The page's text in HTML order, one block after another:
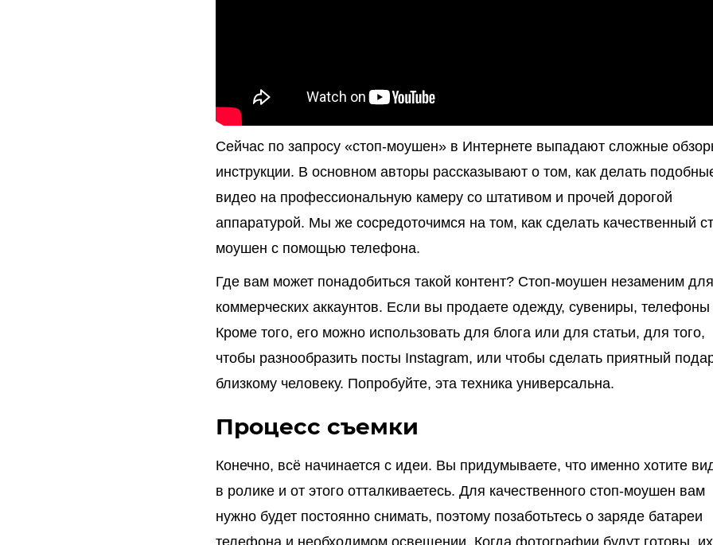
Сейчас по запросу «стоп-моушен» в Интернете выпадают сложные
инструкции. В основном авторы рассказывают о том, как делать
видео на профессиональную камеру со штативом и прочей дорогой
аппаратурой. Мы же сосредоточимся на том, как сделать качественный
моушен с помощью телефона.
Где вам может понадобиться такой контент? Стоп-моушен незаменим для
коммерческих аккаунтов. Если вы продаете одежду, сувениры, телефоны
Кроме того, его можно использовать для блога или для статьи, для того,
чтобы разнообразить посты Instagram, или чтобы сделать приятный
близкому человеку. Попробуйте, эта техника универсальна.
Процесс съемки
Конечно, всё начинается с идеи. Вы придумываете, что именно хотите
в ролике и от этого отталкиваетесь. Для качественного стоп-моушен вам
нужно будет постоянно снимать, поэтому позаботьтесь о заряде батареи